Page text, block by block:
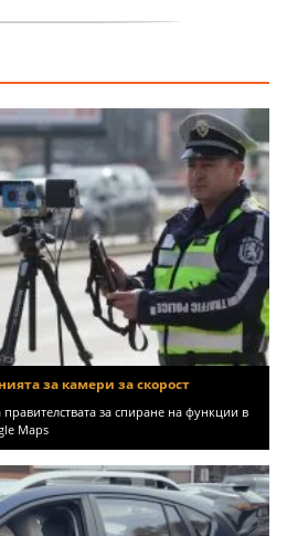
за камери за скорост
за спиране на функции в
Maps